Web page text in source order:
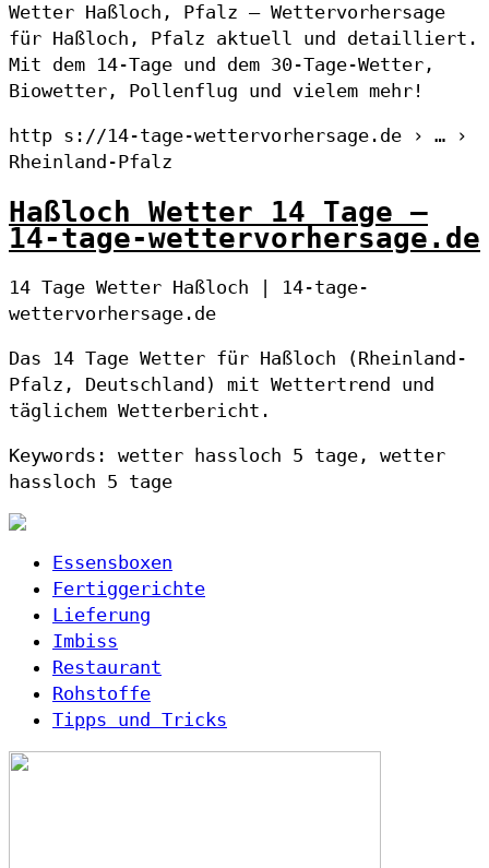
Wetter Haßloch, Pfalz – Wettervorhersage
für Haßloch, Pfalz aktuell und detailliert.
Mit dem 14-Tage und dem 30-Tage-Wetter,
Biowetter, Pollenflug und vielem mehr!
http s://14-tage-wettervorhersage.de › … ›
Rheinland-Pfalz
Haßloch Wetter 14 Tage –
14-tage-wettervorhersage.de
14 Tage Wetter Haßloch | 14-tage-
wettervorhersage.de
Das 14 Tage Wetter für Haßloch (Rheinland-
Pfalz, Deutschland) mit Wettertrend und
täglichem Wetterbericht.
Keywords: wetter hassloch 5 tage, wetter
hassloch 5 tage
Essensboxen
Fertiggerichte
Lieferung
Imbiss
Restaurant
Rohstoffe
Tipps und Tricks